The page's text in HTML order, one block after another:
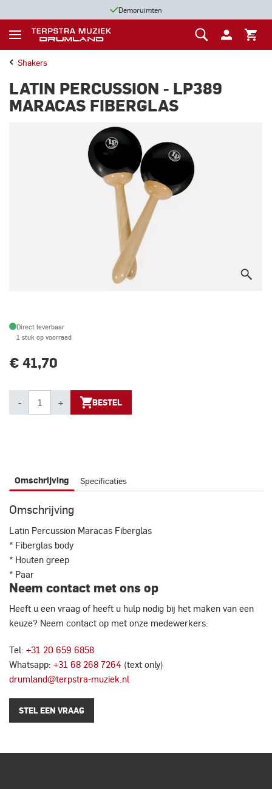
Demoruimten
Shakers
LATIN PERCUSSION - LP389
MARACAS FIBERGLAS
Direct leverbaar
1 stuk op voorraad
€ 41,70
- + BESTEL
Omschrijving Specificaties
Omschrijving
Latin Percussion Maracas Fiberglas
* Fiberglas body
* Houten greep
* Paar
Neem contact met ons op
Heeft u een vraag of heeft u hulp nodig bij het maken van een
keuze? Neem contact op met onze medewerkers:
Tel: +31 20 659 6858
Whatsapp: +31 68 268 7264 (text only)
drumland@terpstra-muziek.nl
STEL EEN VRAAG